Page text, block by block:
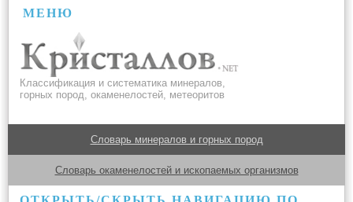
МЕНЮ
Классификация и систематика минералов,
горных пород, окаменелостей, метеоритов
Словарь минералов и горных пород
Словарь окаменелостей и ископаемых организмов